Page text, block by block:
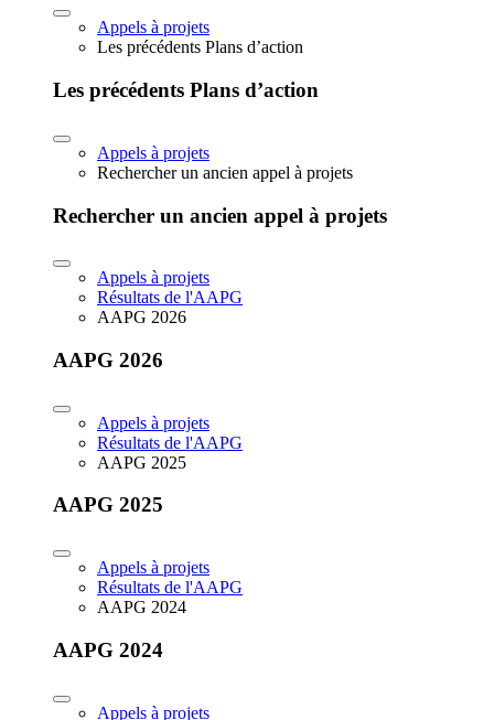
Appels à projets
Les précédents Plans d’action
Les précédents Plans d’action
Appels à projets
Rechercher un ancien appel à projets
Rechercher un ancien appel à projets
Appels à projets
Résultats de l'AAPG
AAPG 2026
AAPG 2026
Appels à projets
Résultats de l'AAPG
AAPG 2025
AAPG 2025
Appels à projets
Résultats de l'AAPG
AAPG 2024
AAPG 2024
Appels à projets